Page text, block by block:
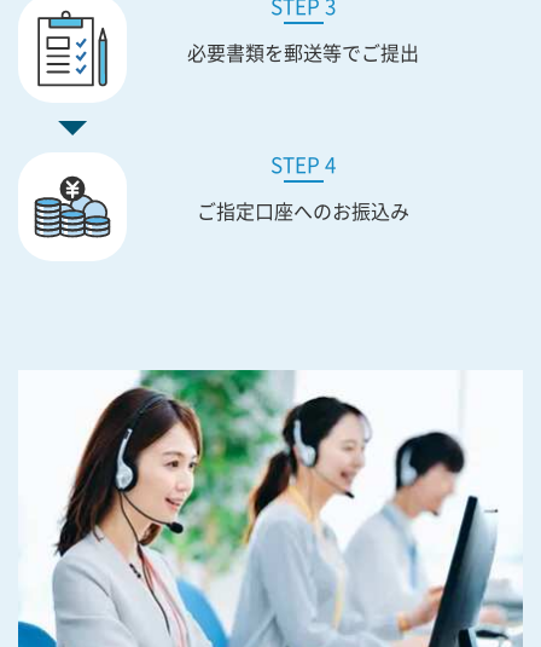
必要書類を郵送等でご提出
STEP 4
ご指定口座へのお振込み